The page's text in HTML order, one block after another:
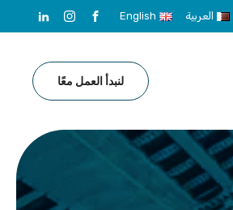
العربية English
لنبدأ العمل معًا